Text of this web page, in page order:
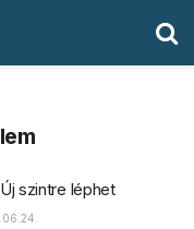
szintre léphet